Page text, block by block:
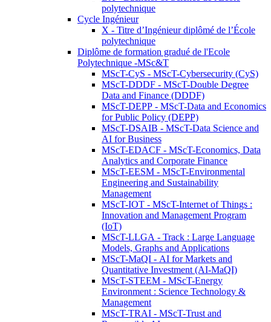
polytechnique
Cycle Ingénieur
X - Titre d’Ingénieur diplômé de l’École
polytechnique
Diplôme de formation gradué de l'Ecole
Polytechnique -MSc&T
MScT-CyS - MScT-Cybersecurity (CyS)
MScT-DDDF - MScT-Double Degree
Data and Finance (DDDF)
MScT-DEPP - MScT-Data and Economics
for Public Policy (DEPP)
MScT-DSAIB - MScT-Data Science and
AI for Business
MScT-EDACF - MScT-Economics, Data
Analytics and Corporate Finance
MScT-EESM - MScT-Environmental
Engineering and Sustainability
Management
MScT-IOT - MScT-Internet of Things :
Innovation and Management Program
(IoT)
MScT-LLGA - Track : Large Language
Models, Graphs and Applications
MScT-MaQI - AI for Markets and
Quantitative Investment (AI-MaQI)
MScT-STEEM - MScT-Energy
Environment : Science Technology &
Management
MScT-TRAI - MScT-Trust and